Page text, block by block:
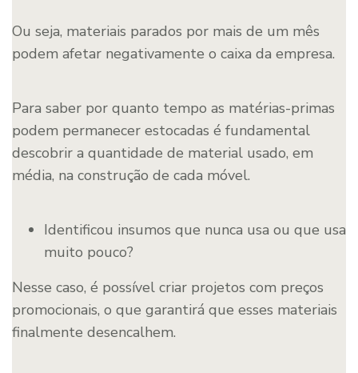
Ou seja, materiais parados por mais de um mês
podem afetar negativamente o caixa da empresa.
Para saber por quanto tempo as matérias-primas
podem permanecer estocadas é fundamental
descobrir a quantidade de material usado, em
média, na construção de cada móvel.
Identificou insumos que nunca usa ou que usa
muito pouco?
Nesse caso, é possível criar projetos com preços
promocionais, o que garantirá que esses materiais
finalmente desencalhem.